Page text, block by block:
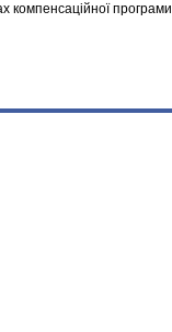
компенсаційної програми